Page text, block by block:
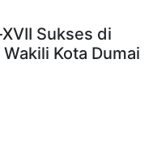
Sukses di
Kota Dumai